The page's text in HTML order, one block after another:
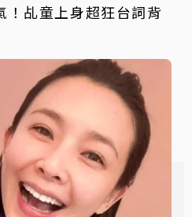
！乩童上身超狂台詞背